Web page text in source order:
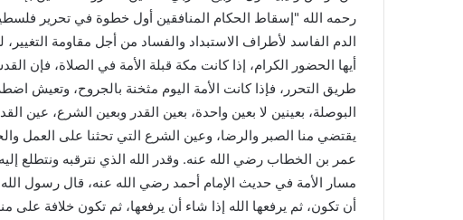
رحمه الله "إسقاط الحكام المنافقين أول خطوة في تحرير
الدم الفاسد لأطراف الاستبداد والفساد من أجل مقاومة التغيير،
أيها الحضور الكرام، إذا كانت مكة قبلة الأمة في الصلاة، فإن
طريق التحرر، فإذا كانت الأمة اليوم مثخنة بالجروح، وتعيش
البوصلة، بعينين لا بعين واحدة، بعين القدر وبعين الشرع، عين
يقتضي منا الصبر والرضا، وعين الشرع التي تحثنا على العمل
عمر بن الخطاب رضي الله عنه. وقدر الله الذي نترقبه ونتطلع
مسار الأمة في حديث الإمام أحمد رضي الله عنه، قال رسول
أن تكون، ثم يرفعها الله إذا شاء أن يرفعها، ثم تكون خلافة على